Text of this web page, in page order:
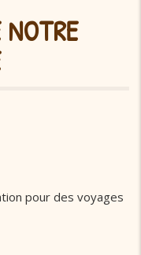
pour des voyages